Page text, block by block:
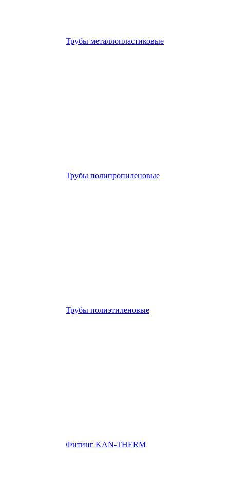
Трубы металлопластиковые
Трубы полипропиленовые
Трубы полиэтиленовые
Фитинг KAN-THERM